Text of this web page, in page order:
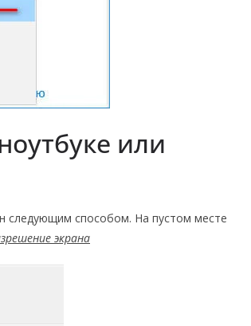
или
следующим способом. На пустом месте
экрана